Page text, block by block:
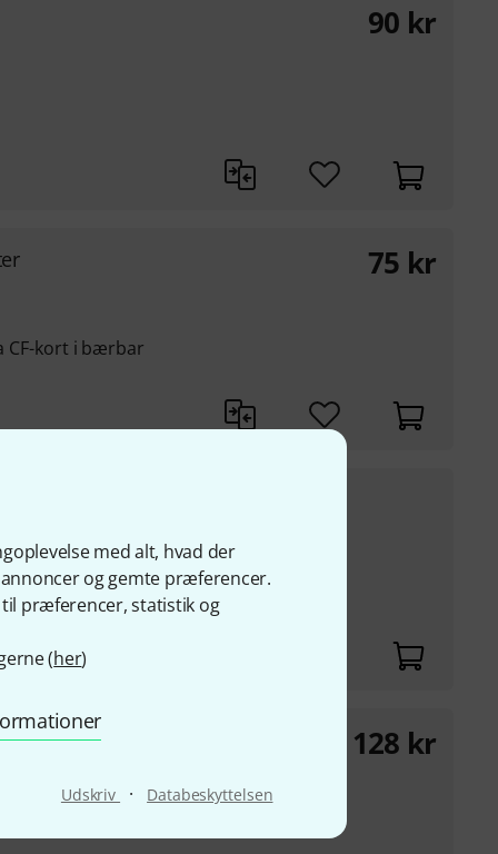
med alt, hvad der
og gemte præferencer.
til præferencer, statistik og
(her)
Udskriv · Databeskyttelsen
90 kr
CF-kort i bærbar
75 kr
bedste-pris: 319 -7%
128 kr